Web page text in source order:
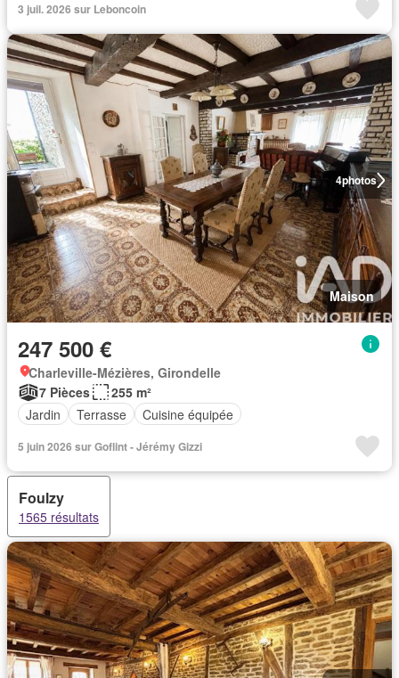
3 juil. 2026 sur Leboncoin
4photos
Maison
247 500 €
Charleville-Mézières, Girondelle
7 Pièces
255 m²
Jardin
Terrasse Cuisine équipée
5 juin 2026 sur Goflint - Jérémy Gizzi
Foulzy
1565 résultats